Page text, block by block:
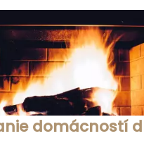
domácností